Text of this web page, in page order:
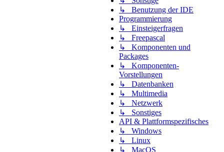
↳ Benutzung der IDE
Programmierung
↳ Einsteigerfragen
↳ Freepascal
↳ Komponenten und
Packages
↳ Komponenten-
Vorstellungen
↳ Datenbanken
↳ Multimedia
↳ Netzwerk
↳ Sonstiges
API & Plattformspezifisches
↳ Windows
↳ Linux
↳ MacOS